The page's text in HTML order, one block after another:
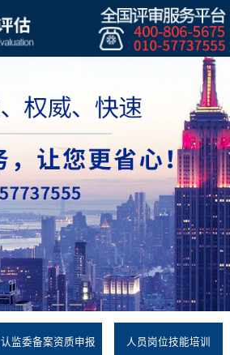
认监委备案资质申报 人员岗位技能培训